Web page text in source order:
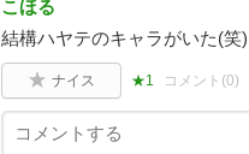
こほる
結構ハヤテのキャラがいた(笑
ナイス ★1 コメント(0)